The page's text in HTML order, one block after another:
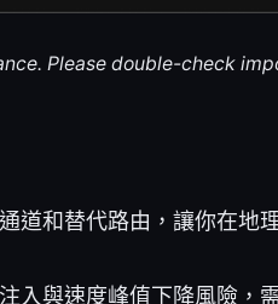
Please double-check
道和替代路由，讓你在地
入與速度峰值下降風險，